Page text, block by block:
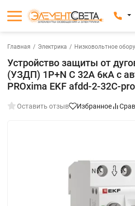
Главная / Электрика / Низковольтное
Устройство защиты от
(УЗДП) 1P+N C 32А 6кА с
PROxima EKF afdd-2-32C-pro
Оставить отзыв Избранное